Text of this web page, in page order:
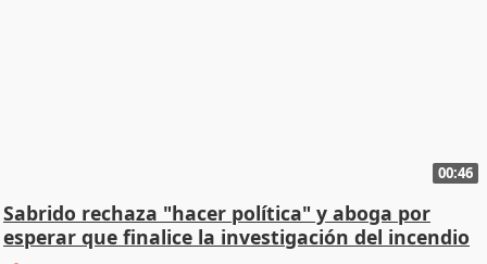
00:46
Sabrido rechaza "hacer política" y aboga por
esperar que finalice la investigación del incendio